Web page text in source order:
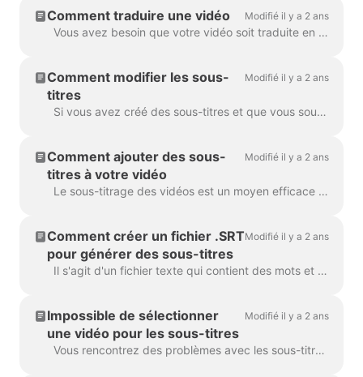
Comment traduire une vidéo Modifié il y a 2 ans
Vous avez besoin que votre vidéo soit traduite en plusieurs langues ? Nous nous en occupons ! Remarque : nous utilisons ici le sous-titrage automatique. Votre limite mensuelle...
Comment modifier les sous-
titres
Modifié il y a 2 ans
Si vous avez créé des sous-titres et que vous souhaitez les diviser ou les fusionner, utilisez la fonction Diviser les sous-titres ou les touches Entrée et Retour arrière. L'utilisation de ces opt...
Comment ajouter des sous-
titres à votre vidéo
Modifié il y a 2 ans
Le sous-titrage des vidéos est un moyen efficace d'atteindre plus de spectateurs et d'augmenter l'engagement pour votre contenu. Avec Wave.video, vous pouvez facilement ajouter des ca...
Comment créer un fichier .SRT
pour générer des sous-titres
Modifié il y a 2 ans
Il s'agit d'un fichier texte qui contient des mots et des phrases prononcés dans la vidéo. De tels fichiers peuvent être utilisés avec des fichiers vidéo, ou des lecteurs vidéo en ligne pour fournir...
Impossible de sélectionner
une vidéo pour les sous-titres
Modifié il y a 2 ans
Vous rencontrez des problèmes avec les sous-titres dans votre projet ? Nous allons y remédier ! Tout d'abord, assurez-vous que le téléchargement de votre vidéo est ...